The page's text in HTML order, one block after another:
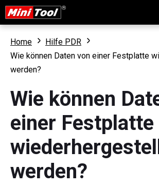
Home
Hilfe PDR
Wie können Daten von einer Festplatte
werden?
Wie können
einer Festplatte
werden?